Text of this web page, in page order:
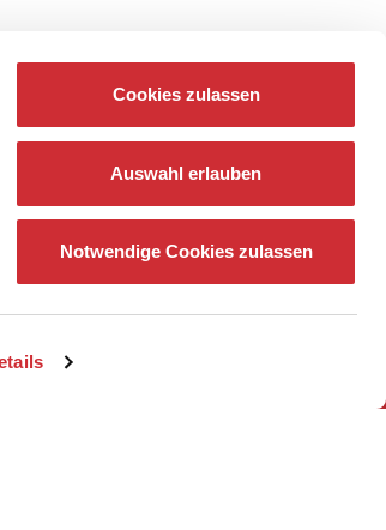
Cookies zulassen
Auswahl erlauben
Notwendige Cookies zulassen